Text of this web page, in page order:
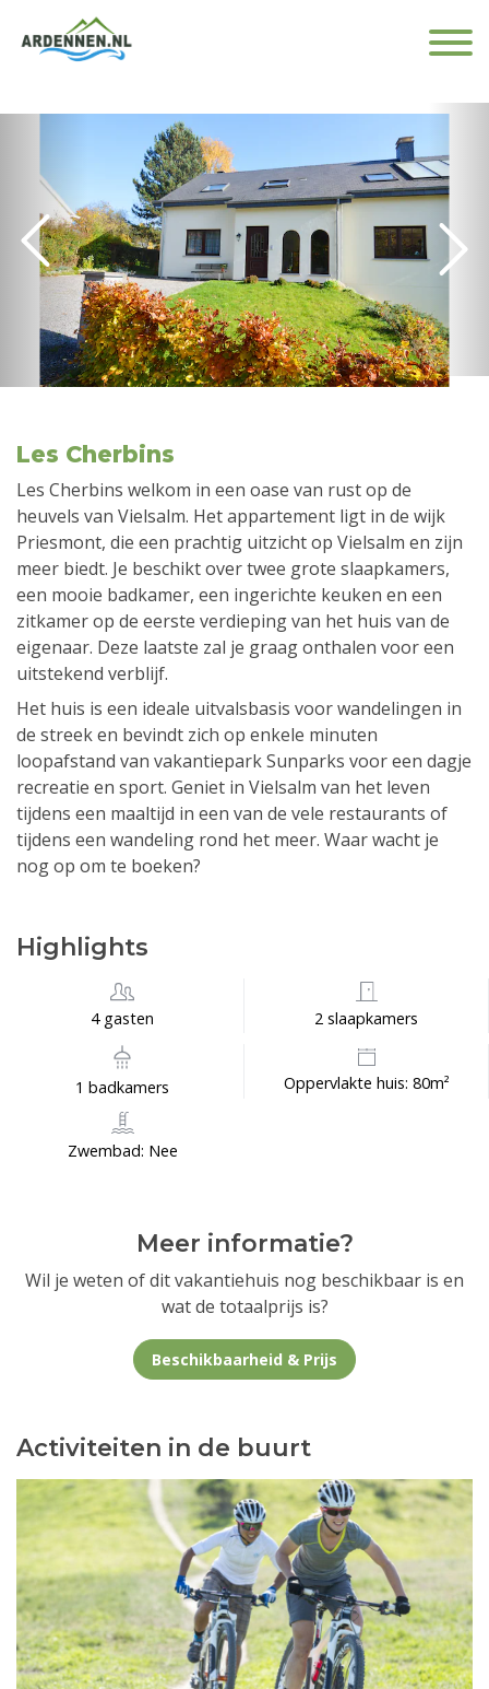
Les Cherbins
Les Cherbins welkom in een oase van rust op de
heuvels van Vielsalm. Het appartement ligt in de wijk
Priesmont, die een prachtig uitzicht op Vielsalm en zijn
meer biedt. Je beschikt over twee grote slaapkamers,
een mooie badkamer, een ingerichte keuken en een
zitkamer op de eerste verdieping van het huis van de
eigenaar. Deze laatste zal je graag onthalen voor een
uitstekend verblijf.
Het huis is een ideale uitvalsbasis voor wandelingen in
de streek en bevindt zich op enkele minuten
loopafstand van vakantiepark Sunparks voor een dagje
recreatie en sport. Geniet in Vielsalm van het leven
tijdens een maaltijd in een van de vele restaurants of
tijdens een wandeling rond het meer. Waar wacht je
nog op om te boeken?
Highlights
4 gasten 2 slaapkamers
1 badkamers Oppervlakte huis: 80m²
Zwembad: Nee
Meer informatie?
Wil je weten of dit vakantiehuis nog beschikbaar is en
wat de totaalprijs is?
Beschikbaarheid & Prijs
Activiteiten in de buurt